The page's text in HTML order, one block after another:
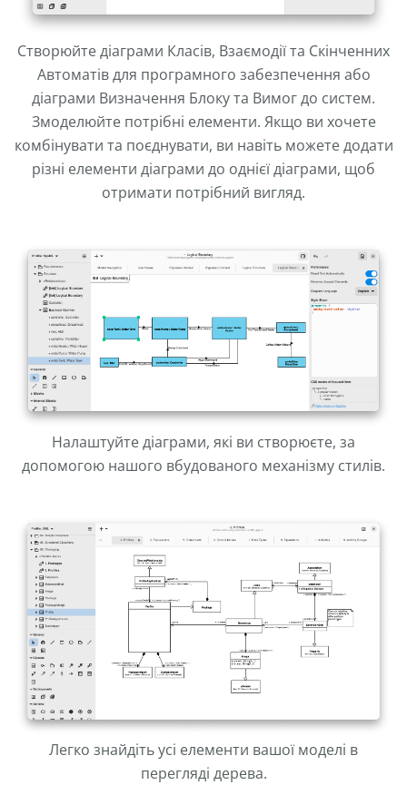
Створюйте діаграми Класів, Взаємодії та Скінченних
Автоматів для програмного забезпечення або
діаграми Визначення Блоку та Вимог до систем.
Змоделюйте потрібні елементи. Якщо ви хочете
комбінувати та поєднувати, ви навіть можете додати
різні елементи діаграми до однієї діаграми, щоб
отримати потрібний вигляд.
Налаштуйте діаграми, які ви створюєте, за
допомогою нашого вбудованого механізму стилів.
Легко знайдіть усі елементи вашої моделі в
перегляді дерева.